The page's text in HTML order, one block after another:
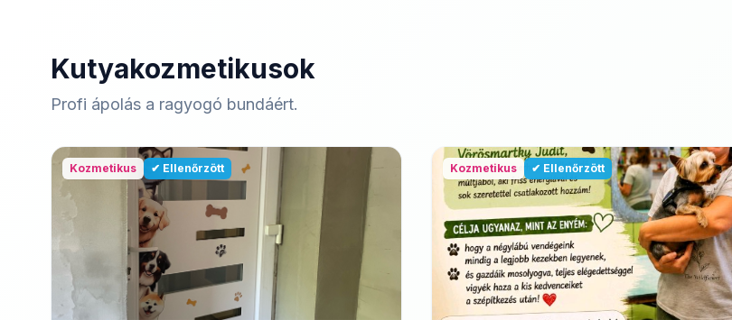
Kutyakozmetikusok
Profi ápolás a ragyogó bundáért.
Kozmetikus ✔ Ellenőrzött Kozmetikus ✔ Ellenőrzött